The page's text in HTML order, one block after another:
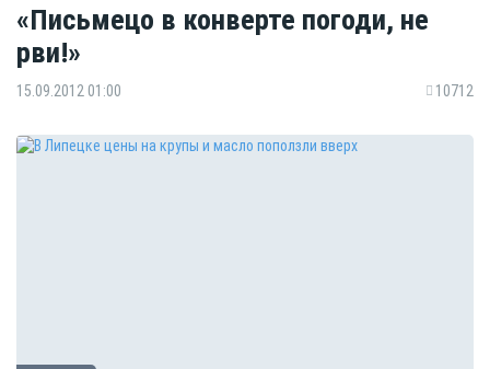
«Письмецо в конверте погоди, не
рви!»
15.09.2012 01:00 10712